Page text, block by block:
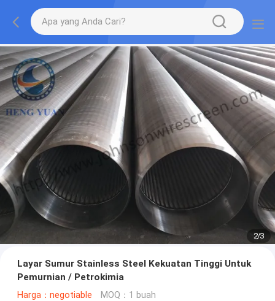
2/3
Layar Sumur Stainless Steel Kekuatan Tinggi Untuk
Pemurnian / Petrokimia
Harga：negotiable MOQ：1 buah